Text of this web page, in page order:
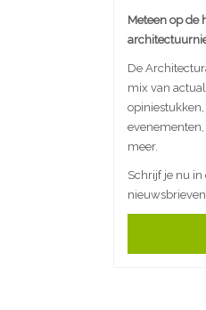
Meteen op de
De
mix van
meer.
Schrijf je nu